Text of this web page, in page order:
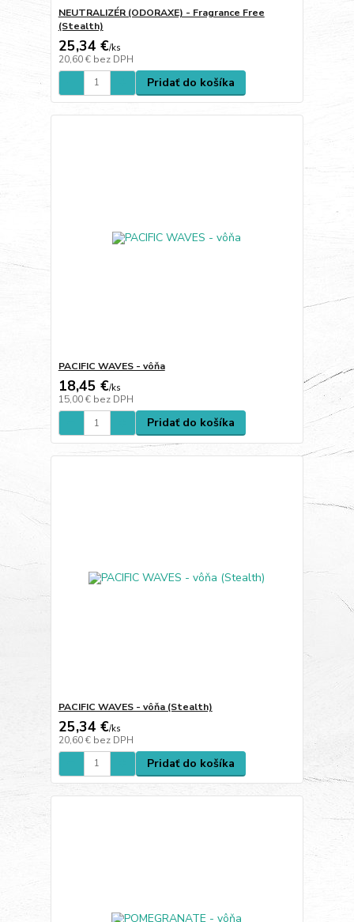
NEUTRALIZÉR (ODORAXE) - Fragrance Free
(Stealth)
25,34 €/ks
20,60 € bez DPH
Pridať do košíka
PACIFIC WAVES - vôňa
18,45 €/ks
15,00 € bez DPH
Pridať do košíka
PACIFIC WAVES - vôňa (Stealth)
25,34 €/ks
20,60 € bez DPH
Pridať do košíka